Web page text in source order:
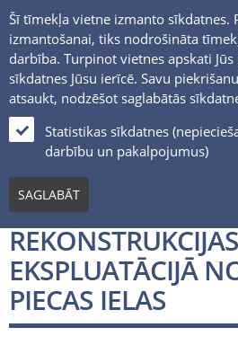
Šī tīmekļa vietne izmanto sīkdatnes.
izmantošanai, tiks nodrošināta
darbība. Turpinot vietnes apskati
sīkdatnes Jūsu ierīcē. Savu
atsaukt, nodzēšot saglabātās
Statistikas sīkdatnes
darbību un pakalpojumus)
SAGLABĀT
Jaunumi un notikumi
OKTOBRĪ
EKSPLUATĀCIJĀ
PIECAS IELAS